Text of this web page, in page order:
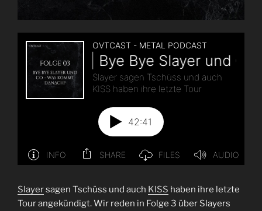
Slayersagen Tschüss und auch KISS haben ihre letzte
Tour angekündigt. Wir reden in Folge 3 über Slayers